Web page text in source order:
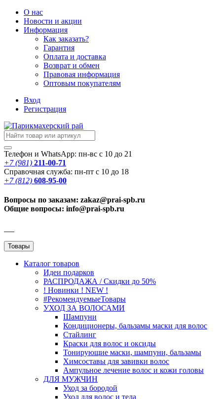
О нас
Новости и акции
Информация
Как заказать?
Гарантия
Оплата и доставка
Возврат и обмен
Правовая информация
Оптовым покупателям
Вход
Регистрация
Телефон и WhatsApp: пн-вс с 10 до 21
+7 (981) 211-00-71
Справочная служба: пн-пт с 10 до 18
+7 (812) 608-95-00
Вопросы по заказам: zakaz@prai-spb.ru
Общие вопросы: info@prai-spb.ru
Товары
Каталог товаров
Идеи подарков
РАСПРОДАЖА / Скидки до 50%
! Новинки ! NEW !
#РекомендуемыеТовары
УХОД ЗА ВОЛОСАМИ
Шампуни
Кондиционеры, бальзамы маски для волос
Стайлинг
Краски для волос и оксиды
Тонирующие маски, шампуни, бальзамы
Химсоставы для завивки волос
Ампульное лечение волос и кожи головы
ДЛЯ МУЖЧИН
Уход за бородой
Уход для волос и тела